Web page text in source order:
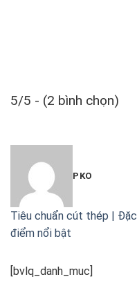
5/5 - (2 bình chọn)
PKO
Tiêu chuẩn cút thép | Đặc
điểm nổi bật
[bvlq_danh_muc]